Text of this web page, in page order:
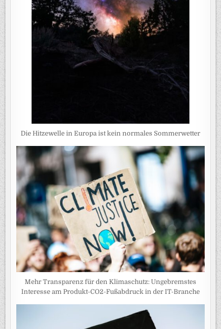
Die Hitzewelle in Europa ist kein normales Sommerwetter
Mehr Transparenz für den Klimaschutz: Ungebremstes
Interesse am Produkt-CO2-Fußabdruck in der IT-Branche